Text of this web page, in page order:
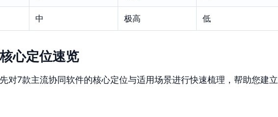
中 极高 低
心定位速览
对7款主流协同软件的核心定位与适用场景进行快速梳理，帮助您建立